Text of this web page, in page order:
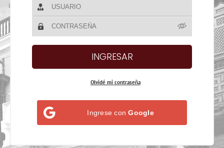
Olvidé mi contraseña
Ingrese conGoogle